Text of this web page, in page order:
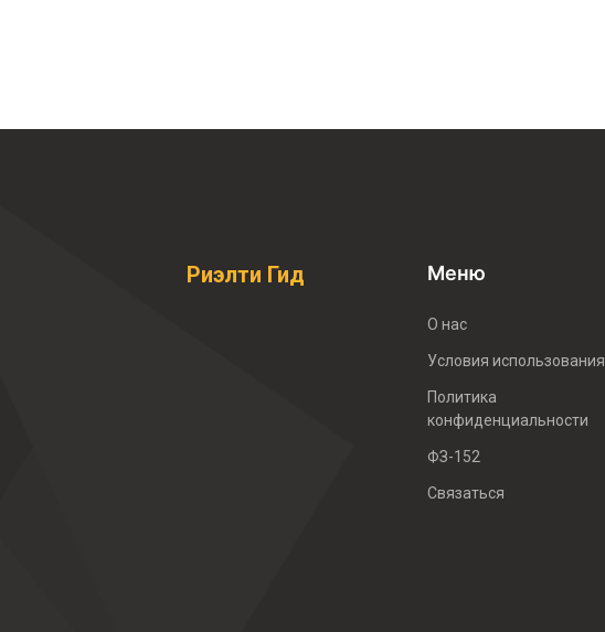
Риэлти Гид Меню
О нас
Условия использования
Политика
конфиденциальности
ФЗ-152
Связаться